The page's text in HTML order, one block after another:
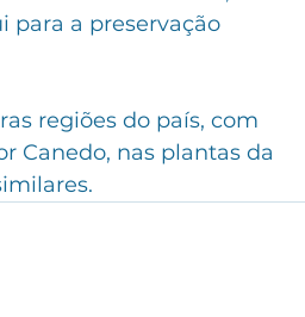
a preservação
regiões do país, com
Canedo, nas plantas da